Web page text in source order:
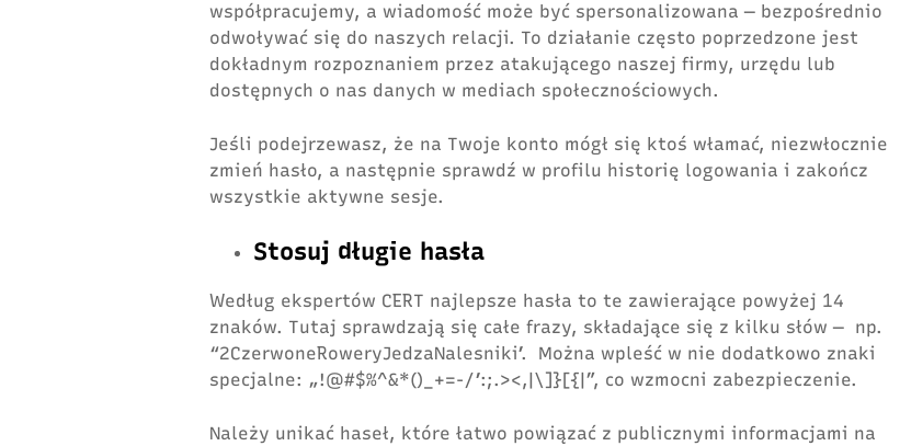
współpracujemy, a wiadomość może być spersonalizowana ― bezpośrednio
odwoływać się do naszych relacji. To działanie często poprzedzone jest
dokładnym rozpoznaniem przez atakującego naszej firmy, urzędu lub
dostępnych o nas danych w mediach społecznościowych.
Jeśli podejrzewasz, że na Twoje konto mógł się ktoś włamać, niezwłocznie
zmień hasło, a następnie sprawdź w profilu historię logowania i zakończ
wszystkie aktywne sesje.
Stosuj długie hasła
Według ekspertów CERT najlepsze hasła to te zawierające powyżej 14
znaków. Tutaj sprawdzają się całe frazy, składające się z kilku słów ― np.
“2CzerwoneRoweryJedzaNalesniki’. Można wpleść w nie dodatkowo znaki
specjalne: „!@#$%^&*()_+=-/’:;.><,|\]}[{|”, co wzmocni zabezpieczenie.
Należy unikać haseł, które łatwo powiązać z publicznymi informacjami na